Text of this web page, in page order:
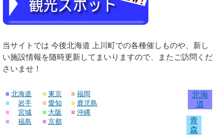
当サイトでは 今後北海道 上川町での各種催しものや、新し
い施設情報を随時更新してまいりますので、またご訪問くだ
さいませ！
■ 北海道
■
岩手
■
宮城
■
福島
■ 東京
■ 愛知
■ 大阪
■ 京都
■ 福岡
■ 鹿児島
■ 沖縄
北海
道
青
森